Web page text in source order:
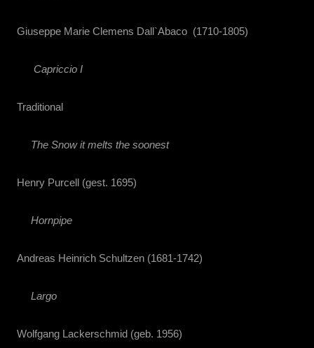
Giuseppe Marie Clemens Dall`Abaco (1710-1805)
Capriccio I
Traditional
The Snow it melts the soonest
Henry Purcell (gest. 1695)
Hornpipe
Andreas Heinrich Schultzen (1681-1742)
Largo
Wolfgang Lackerschmid (geb. 1956)